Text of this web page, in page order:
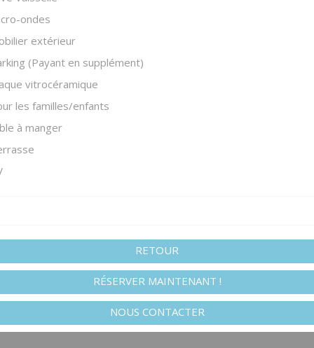
ondes
extérieur
(Payant en supplément)
vitrocéramique
les familles/enfants
à manger
RETOUR
RÉSERVER MAINTENANT !
NOUS CONTACTER